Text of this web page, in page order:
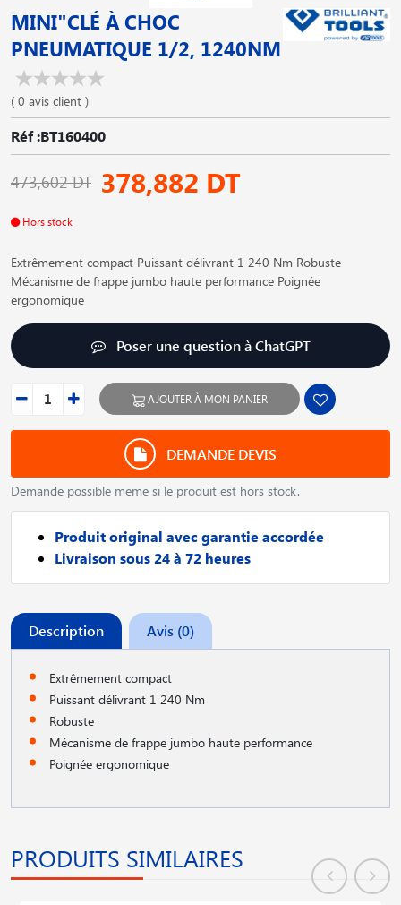
MINI"CLÉ À CHOC
PNEUMATIQUE 1/2, 1240NM
( 0 avis client )
Réf :BT160400
473,602 DT 378,882 DT
Hors stock
Extrêmement compact Puissant délivrant 1 240 Nm Robuste
Mécanisme de frappe jumbo haute performance Poignée
ergonomique
Poser une question à ChatGPT
AJOUTER À MON PANIER
DEMANDE DEVIS
Demande possible meme si le produit est hors stock.
Produit original avec garantie accordée
Livraison sous 24 à 72 heures
Description Avis (0)
Extrêmement compact
Puissant délivrant 1 240 Nm
Robuste
Mécanisme de frappe jumbo haute performance
Poignée ergonomique
PRODUITS SIMILAIRES